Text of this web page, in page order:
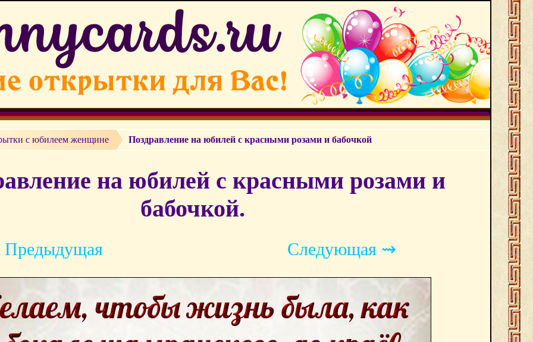
с юбилеем женщине Поздравление на юбилей с красными розами и бабочкой
на юбилей с красными розами и
бабочкой.
Следующая ⇝